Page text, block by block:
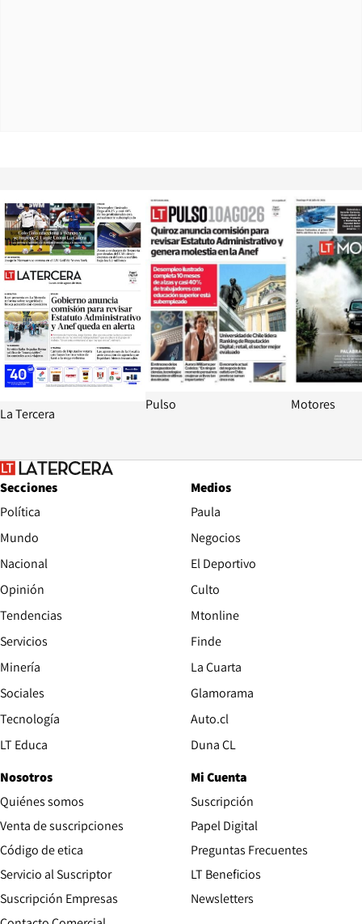
Opens in new window
La Tercera
Opens in
Pulso Motores
Secciones
Política
Mundo
Nacional
Opinión
Tendencias
Servicios
Minería
Sociales
Tecnología
LT Educa
Medios
Paula
Negocios
El Deportivo
Culto
Mtonline
Finde
La Cuarta
Glamorama
Auto.clOpens in new window
Duna CLOpens in new window
Nosotros
Quiénes somos
Venta de suscripciones
Código de etica Opens in new window
Servicio al Suscriptor
Suscripción Empresas
Mi Cuenta
Suscripción
Papel DigitalOpens in new
Preguntas Frecuentes
LT Beneficios
Newsletters